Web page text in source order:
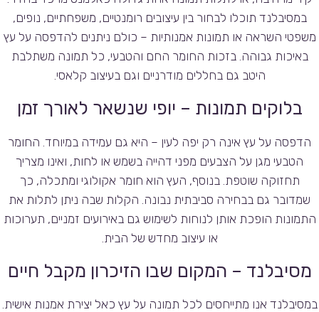
במסיבלנד תוכלו לבחור בין עיצובים רומנטיים, משפחתיים, נופים,
משפטי השראה או תמונות אמנותיות – כולם ניתנים להדפסה על עץ
באיכות גבוהה. בזכות החומר החם והטבעי, כל תמונה משתלבת
היטב גם בחללים מודרניים וגם בעיצוב קלאסי.
בלוקים תמונות – יופי שנשאר לאורך זמן
הדפסה על עץ אינה רק יפה לעין – היא גם עמידה במיוחד. החומר
הטבעי מגן על הצבעים מפני דהייה בשמש או לחות, ואינו מצריך
תחזוקה שוטפת. בנוסף, העץ הוא חומר אקולוגי ומתכלה, כך
שמדובר גם בבחירה סביבתית נבונה. הקלות שבה ניתן לתלות את
התמונות הופכת אותן לנוחות לשימוש גם באירועים זמניים, תערוכות
או עיצוב מחדש של הבית.
מסיבלנד – המקום שבו הזיכרון מקבל חיים
במסיבלנד אנו מתייחסים לכל תמונה על עץ כאל יצירת אמנות אישית.